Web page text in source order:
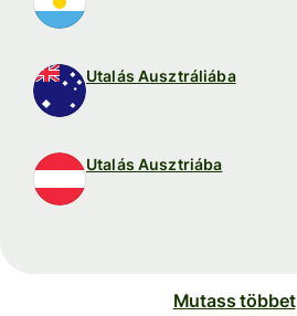
Utalás Ausztráliába
Utalás Ausztriába
Mutass többet